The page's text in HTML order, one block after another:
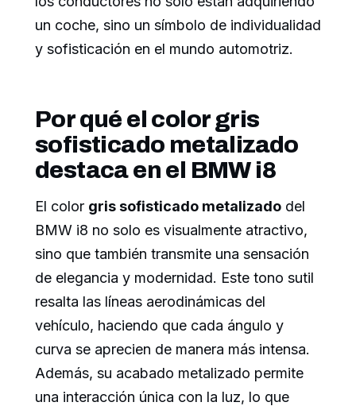
un coche, sino un símbolo de individualidad
y sofisticación en el mundo automotriz.
Por qué el color gris
sofisticado metalizado
destaca en el BMW i8
El color gris sofisticado metalizado del
BMW i8 no solo es visualmente atractivo,
sino que también transmite una sensación
de elegancia y modernidad. Este tono sutil
resalta las líneas aerodinámicas del
vehículo, haciendo que cada ángulo y
curva se aprecien de manera más intensa.
Además, su acabado metalizado permite
una interacción única con la luz, lo que